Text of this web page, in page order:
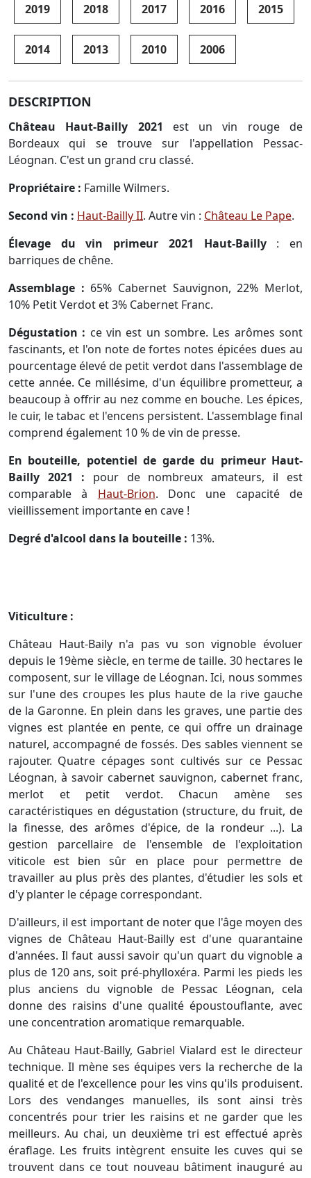
2019 2018 2017 2016 2015
2014 2013 2010 2006
DESCRIPTION
Château Haut-Bailly 2021 est un vin rouge de
Bordeaux qui se trouve sur l'appellation Pessac-
Léognan. C'est un grand cru classé.
Propriétaire : Famille Wilmers.
Second vin : Haut-Bailly II. Autre vin : Château Le Pape.
Élevage du vin primeur 2021 Haut-Bailly: en
barriques de chêne.
Assemblage : 65% Cabernet Sauvignon, 22% Merlot,
10% Petit Verdot et 3% Cabernet Franc.
Dégustation : ce vin est un sombre. Les arômes sont
fascinants, et l'on note de fortes notes épicées dues au
pourcentage élevé de petit verdot dans l'assemblage de
cette année. Ce millésime, d'un équilibre prometteur, a
beaucoup à offrir au nez comme en bouche. Les épices,
le cuir, le tabac et l'encens persistent. L'assemblage final
comprend également 10 % de vin de presse.
En bouteille, potentiel de garde du primeur Haut-
Bailly 2021 : pour de nombreux amateurs, il est
comparable à Haut-Brion. Donc une capacité de
vieillissement importante en cave !
Degré d'alcool dans la bouteille : 13%.
Viticulture :
Château Haut-Baily n'a pas vu son vignoble évoluer
depuis le 19ème siècle, en terme de taille. 30 hectares le
composent, sur le village de Léognan. Ici, nous sommes
sur l'une des croupes les plus haute de la rive gauche
de la Garonne. En plein dans les graves, une partie des
vignes est plantée en pente, ce qui offre un drainage
naturel, accompagné de fossés. Des sables viennent se
rajouter. Quatre cépages sont cultivés sur ce Pessac
Léognan, à savoir cabernet sauvignon, cabernet franc,
merlot et petit verdot. Chacun amène ses
caractéristiques en dégustation (structure, du fruit, de
la finesse, des arômes d'épice, de la rondeur ...). La
gestion parcellaire de l'ensemble de l'exploitation
viticole est bien sûr en place pour permettre de
travailler au plus près des plantes, d'étudier les sols et
d'y planter le cépage correspondant.
D'ailleurs, il est important de noter que l'âge moyen des
vignes de Château Haut-Bailly est d'une quarantaine
d'années. Il faut aussi savoir qu'un quart du vignoble a
plus de 120 ans, soit pré-phylloxéra. Parmi les pieds les
plus anciens du vignoble de Pessac Léognan, cela
donne des raisins d'une qualité époustouflante, avec
une concentration aromatique remarquable.
Au Château Haut-Bailly, Gabriel Vialard est le directeur
technique. Il mène ses équipes vers la recherche de la
qualité et de l'excellence pour les vins qu'ils produisent.
Lors des vendanges manuelles, ils sont ainsi très
concentrés pour trier les raisins et ne garder que les
meilleurs. Au chai, un deuxième tri est effectué après
éraflage. Les fruits intègrent ensuite les cuves qui se
trouvent dans ce tout nouveau bâtiment inauguré au